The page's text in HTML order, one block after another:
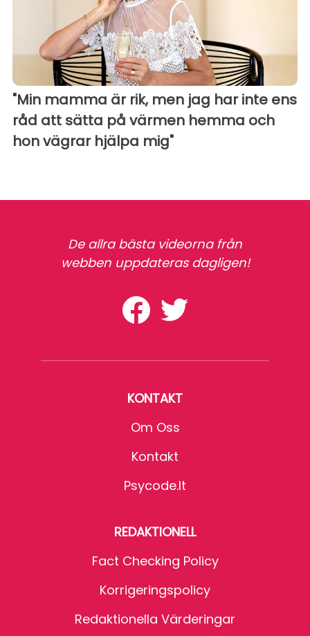
"Min mamma är rik, men jag har inte ens
råd att sätta på värmen hemma och
hon vägrar hjälpa mig"
De allra bästa videorna från
webben uppdateras dagligen!
KONTAKT
Om Oss
Kontakt
Psycode.it
REDAKTIONELL
Fact Checking Policy
Korrigeringspolicy
Redaktionella Värderingar